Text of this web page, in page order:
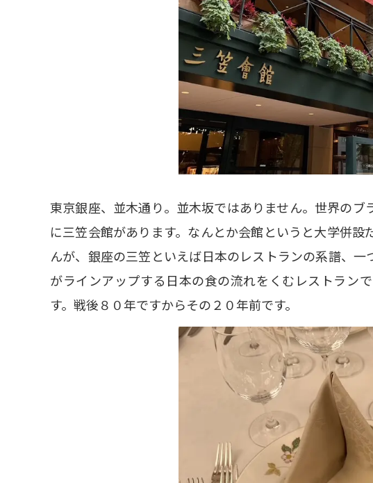
東京銀座、並木通り。並木坂ではありません。世界の
に三笠会館があります。なんとか会館というと大学併
んが、銀座の三笠といえば日本のレストランの系譜、
がラインアップする日本の食の流れをくむレストラン
す。戦後８０年ですからその２０年前です。